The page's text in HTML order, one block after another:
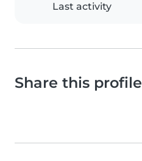
Last activity
Share this profile